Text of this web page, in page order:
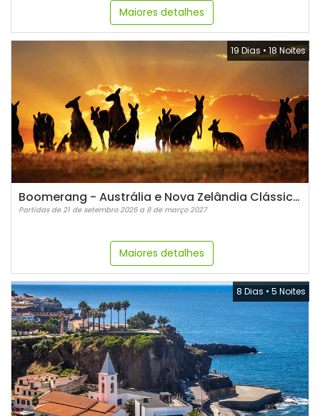
Maiores detalhes
19 Dias • 18 Noites
Boomerang - Austrália e Nova Zelândia Clássica - Em espanhol
Partidas de 21 de setembro 2026 a 8 de março 2027
Maiores detalhes
8 Dias • 5 Noites